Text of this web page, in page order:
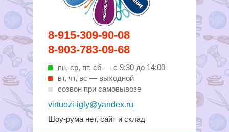
8-915-309-90-08
8-903-783-09-68
пн, ср, пт, cб — с 9:30 до 14:00
вт, чт, вс — выходной
созвон при самовывозе
virtuozi-igly@yandex.ru
Шоу-рума нет, сайт и склад
Вирутозы иглы. Товары для
шитья и рукоделья